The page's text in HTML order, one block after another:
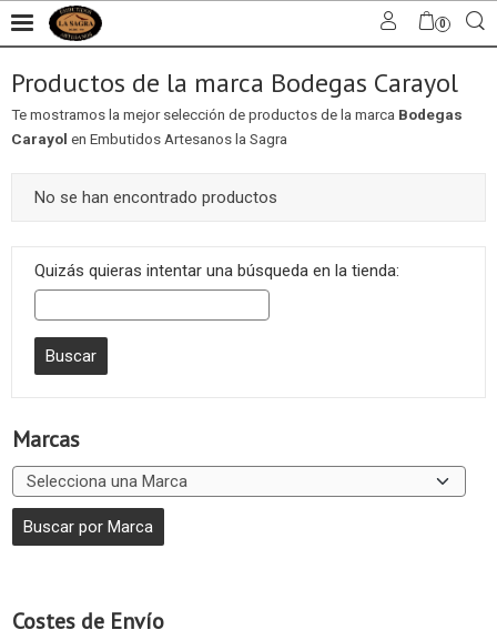
0
Marcas
Costes de Envío
Productos de la marca Bodegas Carayol
Te mostramos la mejor selección de productos de la marca Bodegas
Carayol en Embutidos Artesanos la Sagra
No se han encontrado productos
Quizás quieras intentar una búsqueda en la tienda: